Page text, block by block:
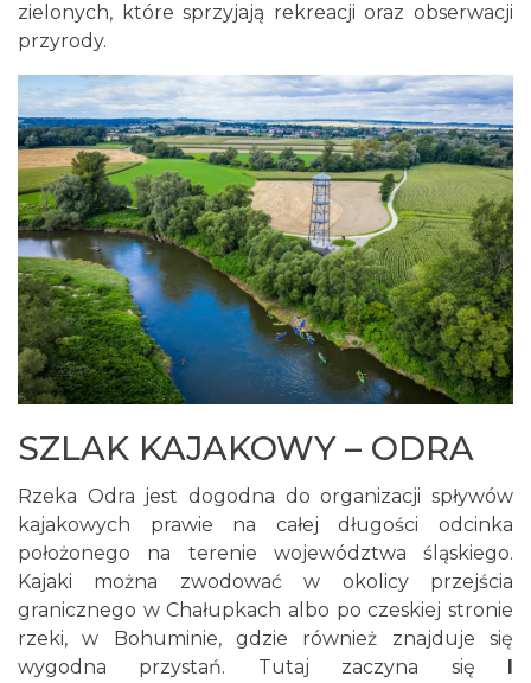
zielonych, które sprzyjają rekreacji oraz obserwacji
przyrody.
SZLAK KAJAKOWY – ODRA
Rzeka Odra jest dogodna do organizacji spływów
kajakowych prawie na całej długości odcinka
położonego na terenie województwa śląskiego.
Kajaki można zwodować w okolicy przejścia
granicznego w Chałupkach albo po czeskiej stronie
rzeki, w Bohuminie, gdzie również znajduje się
wygodna przystań. Tutaj zaczyna się